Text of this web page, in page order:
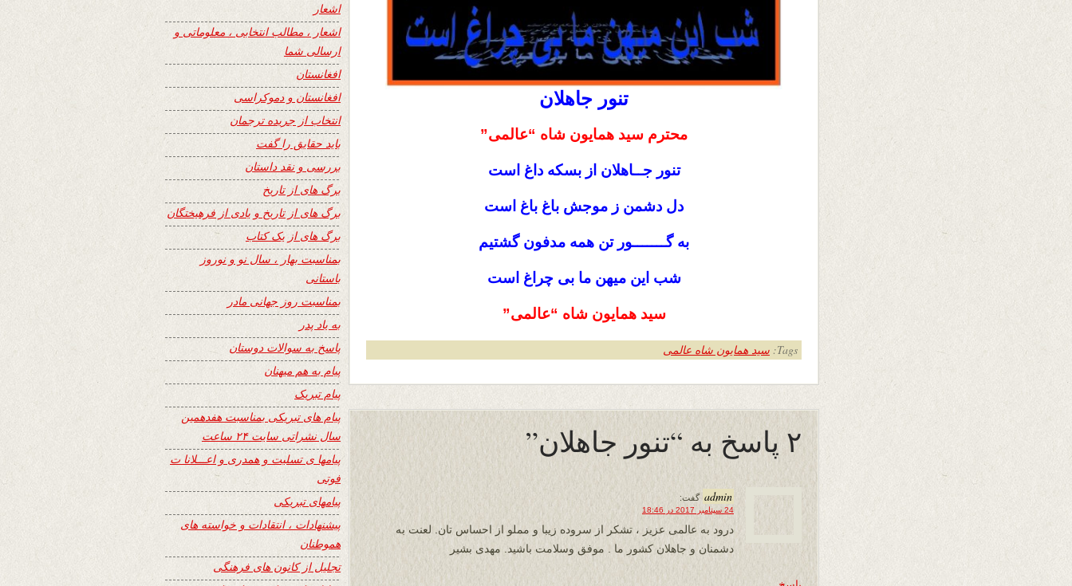
تنور جاهلان
محترم سید همایون شاه “عالمی”
تنور جــاهلان از بسکه داغ است
دل دشمن ز موجش باغ باغ است
به گـــــــور تن همه مدفون گشتیم
شب این میهن ما بی چراغ است
سید همایون شاه “عالمی”
Tags: سید همایون شاه عالمی
۲ پاسخ به “تنور جاهلان”
admin گفت:
24 سپتامبر 2017 در 18:46
درود به عالمی عزیز ، تشکر از سروده زیبا و مملو از احساس تان. لعنت به
دشمنان و جاهلان کشور ما . موفق وسلامت باشید. مهدی بشیر
اشعار
اشعار ، مطالب انتخابی ، معلوماتی و
ارسالی شما
افغانستان
افغانستان و دموکراسی
انتخاب از جریده ترجمان
باید حقایق را گفت
بررسی و نقد داستان
برگ های از تاریخ
برگ های از تاریخ و یادی از فرهیختگان
برگ های از یک کتاب
بمناسبت بهار ، سال نو و نوروز
باستانی
بمناسبت روز جهانی مادر
به یاد پدر
پاسخ به سوالات دوستان
پیام به هم میهنان
پیام تبریک
پیام های تبریکی بمناسبت هفدهمین
سال نشراتی سایت ۲۴ ساعت
پیامها ی تسلیت و همدری و اعـــلانا ت
فوتی
پیامهای تبریکی
پیشنهادات ، انتقادات و خواسته های
هموطنان
تجلیل از کانون های فرهنگی